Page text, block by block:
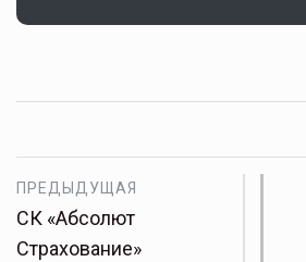
ПРЕДЫДУЩАЯ
СК «Абсолют
Страхование»